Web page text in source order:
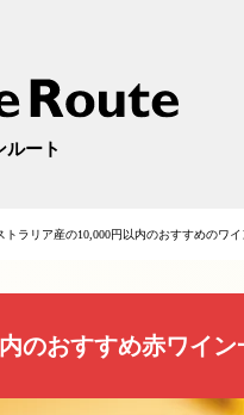
ルート
トラリア産の10,000円以内のおすすめのワ
のおすすめ赤ワイン